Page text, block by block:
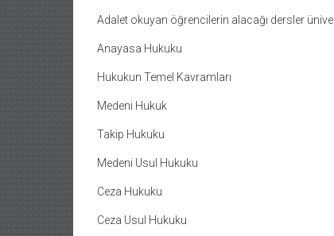
Adalet okuyan öğrencilerin alacağı dersler
Anayasa Hukuku
Hukukun Temel Kavramları
Medeni Hukuk
Takip Hukuku
Medeni Usul Hukuku
Ceza Hukuku
Ceza Usul Hukuku